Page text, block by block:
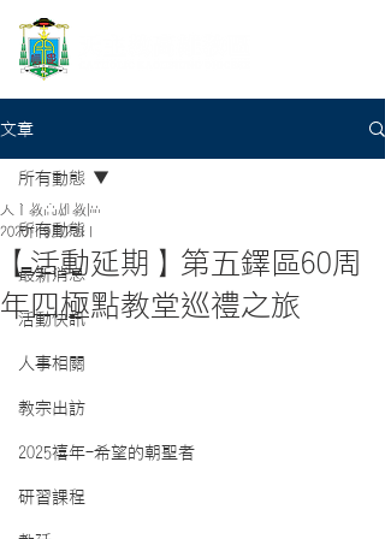
文章
所有動態
最新消息
活動快訊
人事相關
教宗出訪
2025禧年-希望的朝聖者
研習課程
所有動態
【活動延期】第五鐸區60周
年四極點教堂巡禮之旅
天主教高雄教區
2020年9月23日